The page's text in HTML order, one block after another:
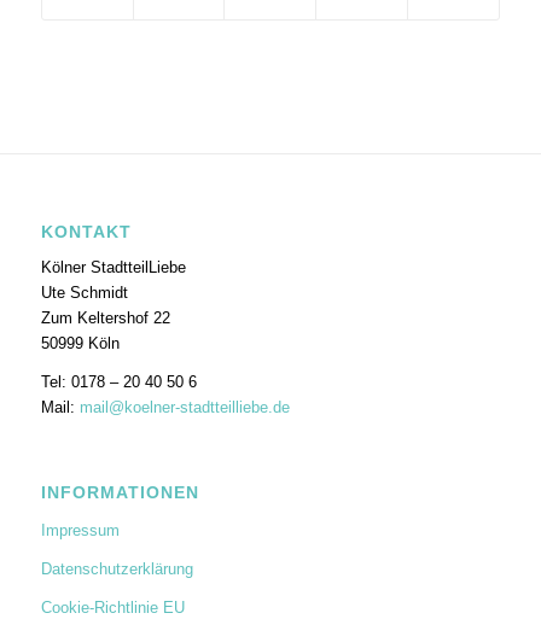
KONTAKT
Kölner StadtteilLiebe
Ute Schmidt
Zum Keltershof 22
50999 Köln
Tel: 0178 – 20 40 50 6
Mail: mail@koelner-stadtteilliebe.de
INFORMATIONEN
Impressum
Datenschutzerklärung
Cookie-Richtlinie EU